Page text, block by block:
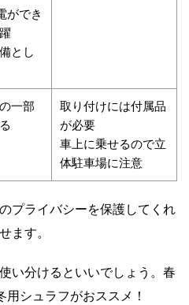
ができ
とし
一部
取り付けには付属品
が必要
車上に乗せるので立
体駐車場に注意
プライバシーを保護してくれ
ます。
い分けるといいでしょう。春
シュラフがおススメ！